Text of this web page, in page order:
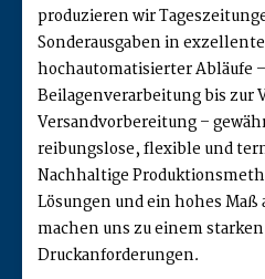
produzieren wir
Sonderausgaben in
hochautomatisierter Abläufe
Beilagenverarbeitung bis zur
Versandvorbereitung –
reibungslose, flexible und
Nachhaltige
Lösungen und ein hohes Maß
machen uns zu einem
Druckanforderungen.